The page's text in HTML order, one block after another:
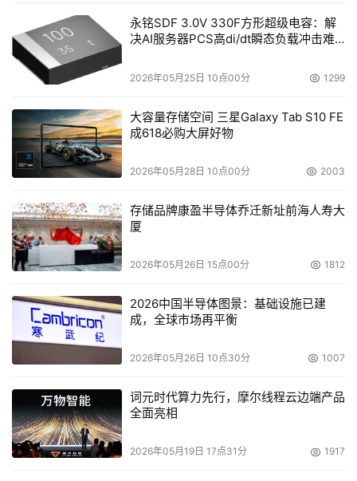
永铭SDF 3.0V 330F方形超级电容：解
决AI服务器PCS高di/dt瞬态负载冲击难
2026年05月25日 10点00分 1299
大容量存储空间 三星Galaxy Tab S10 FE
成618必购大屏好物
2026年05月28日 10点00分 2003
存储品牌康盈半导体乔迁新址前海人寿大
厦
2026年05月26日 15点00分 1812
2026中国半导体图景：基础设施已建
成，全球市场再平衡
2026年05月26日 10点30分 1007
词元时代算力先行，摩尔线程云边端产品
全面亮相
2026年05月19日 17点31分 1917